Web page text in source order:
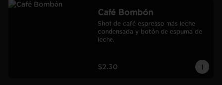
Café Bombón
Shot de café espresso más leche
condensada y botón de espuma de
leche.
$2.30